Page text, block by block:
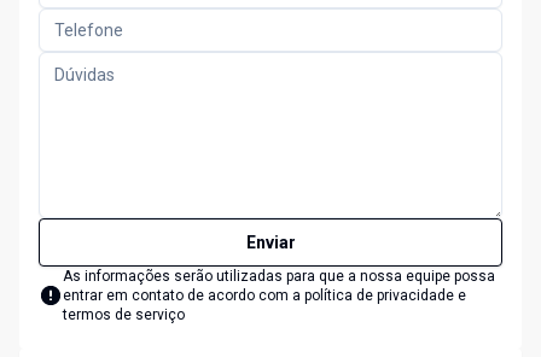
Enviar
As informações serão utilizadas para que a nossa equipe possa
entrar em contato de acordo com a política de privacidade e
termos de serviço